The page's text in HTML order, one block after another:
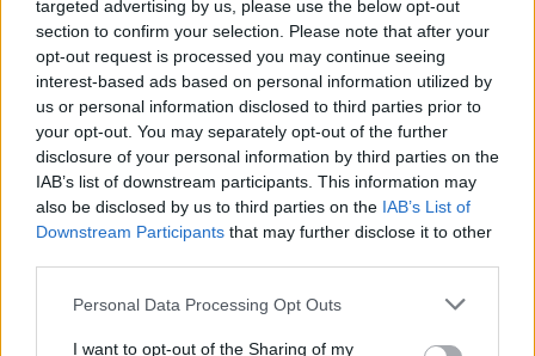
targeted advertising by us, please use the below opt-out
section to confirm your selection. Please note that after your
opt-out request is processed you may continue seeing
interest-based ads based on personal information utilized by
us or personal information disclosed to third parties prior to
your opt-out. You may separately opt-out of the further
disclosure of your personal information by third parties on the
IAB’s list of downstream participants. This information may
also be disclosed by us to third parties on the IAB’s List of
Downstream Participants that may further disclose it to other
Personal Data Processing Opt Outs
I want to opt-out of the Sharing of my
Histeroskopia
Mam planowany zabieg histeroskopii od kilku
miesięcy. Ze względu na problemy hormonalne
mam nieregularne miesiaczki. Tak się składa, że
mam zabieg a pojawiła mi się miesiączka. Czy
podczas lekkich plamień na początku cyklu
Forum:Ginekologia - forum dla rodziny i
pacjentki
gość